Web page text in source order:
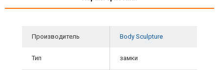
Производитель Body Sculpture
Тип замки